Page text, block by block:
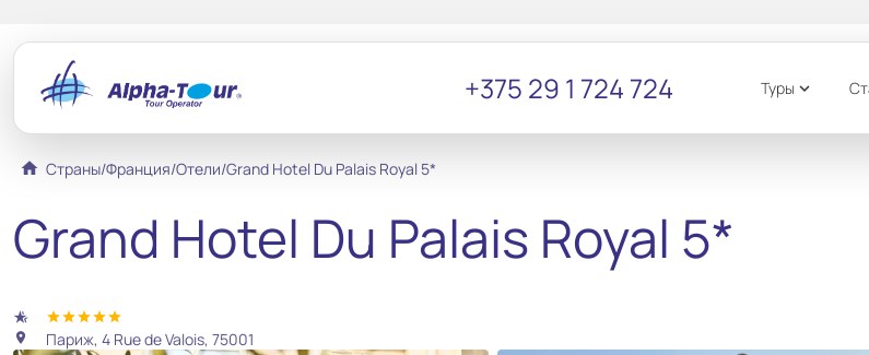
+375 29 1 724 724 Туры expand_more
home Страны/Франция/Отели/Grand Hotel Du Palais Royal 5*
Grand Hotel Du Palais Royal 5*
hotel_class starstarstarstarstar
location_on
Париж, 4 Rue de Valois, 75001